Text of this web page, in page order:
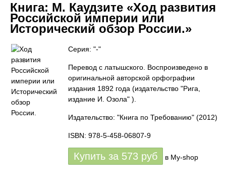
Книга: М. Каудзите «Ход развития
Российской империи или
Исторический обзор России.»
Серия: "-"
Перевод с латышского. Воспроизведено в
оригинальной авторской орфографии
издания 1892 года (издательство "Рига,
издание И. Озола" ).
Издательство: "Книга по Требованию" (2012)
ISBN: 978-5-458-06807-9
Купить за 573 руб в My-shop